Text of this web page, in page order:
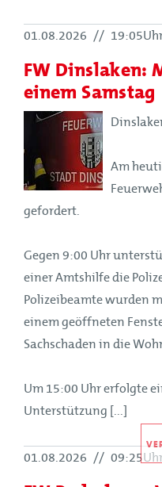
01.08.2026 //
FW Dinslaken:
einem Samstag
Am
gefordert.
Gegen 9:00 Uhr
einer Amtshilfe die
Polizeibeamte wurden
einem geöffneten
Sachschaden in die
Um 15:00 Uhr erfolgte
Unterstützung [...]
01.08.2026 //